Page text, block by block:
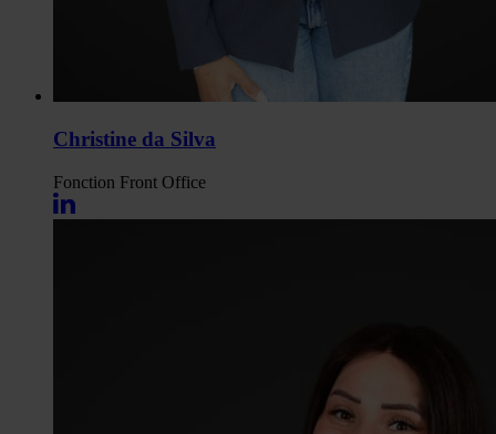
Christine da Silva
Fonction Front Office